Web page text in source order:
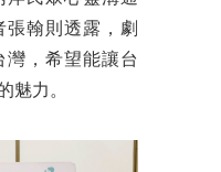
張翰則透露，劇
灣，希望能讓台
魅力。